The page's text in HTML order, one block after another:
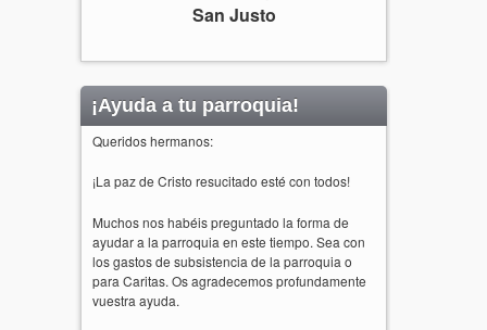
San Justo
¡Ayuda a tu parroquia!
Queridos hermanos:
¡La paz de Cristo resucitado esté con todos!
Muchos nos habéis preguntado la forma de
ayudar a la parroquia en este tiempo. Sea con
los gastos de subsistencia de la parroquia o
para Caritas. Os agradecemos profundamente
vuestra ayuda.